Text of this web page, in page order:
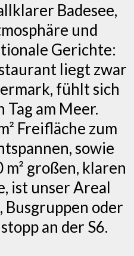
Badesee,
und
Gerichte:
liegt zwar
fühlt sich
Tag am Meer.
Freifläche zum
sowie
großen, klaren
ist unser Areal
oder
an der S6.